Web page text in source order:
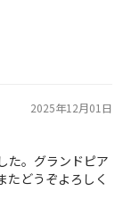
2025年12月01日
た。グランドピア
たどうぞよろしく